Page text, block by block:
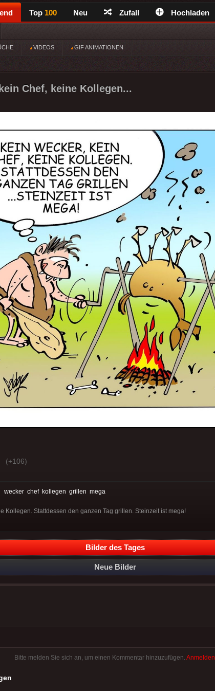
Top 100 Neu Zufall Hochladen
VIDEOS GIF ANIMATIONEN
Chef, keine Kollegen...
(+106)
wecker chef kollegen grillen mega
Kollegen. Stattdessen den ganzen Tag grillen. Steinzeit ist mega!
Bilder des Tages
Neue Bilder
Bitte melden Sie sich an, um einen Kommentar hinzuzufügen. Anmelden